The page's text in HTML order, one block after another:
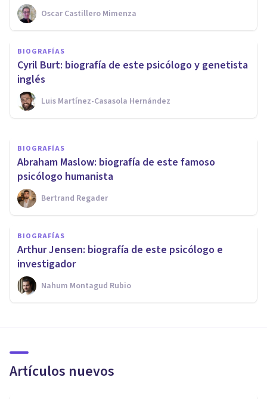
Oscar Castillero Mimenza
BIOGRAFÍAS
Cyril Burt: biografía de este psicólogo y genetista
inglés
Luis Martínez-Casasola Hernández
BIOGRAFÍAS
Jean Piaget: biografía del
padre de la Psicología
Evolutiva
Oscar Castillero Mimenza
BIOGRAFÍAS
Abraham Maslow: biografía de este famoso
psicólogo humanista
Bertrand Regader
BIOGRAFÍAS
Arthur Jensen: biografía de este psicólogo e
investigador
Nahum Montagud Rubio
Artículos nuevos